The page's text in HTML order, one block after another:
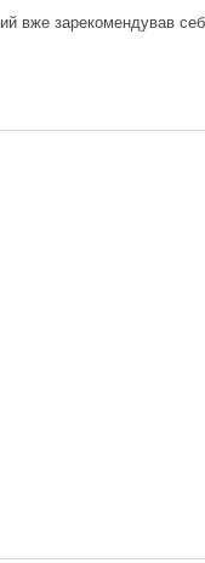
вже зарекомендував